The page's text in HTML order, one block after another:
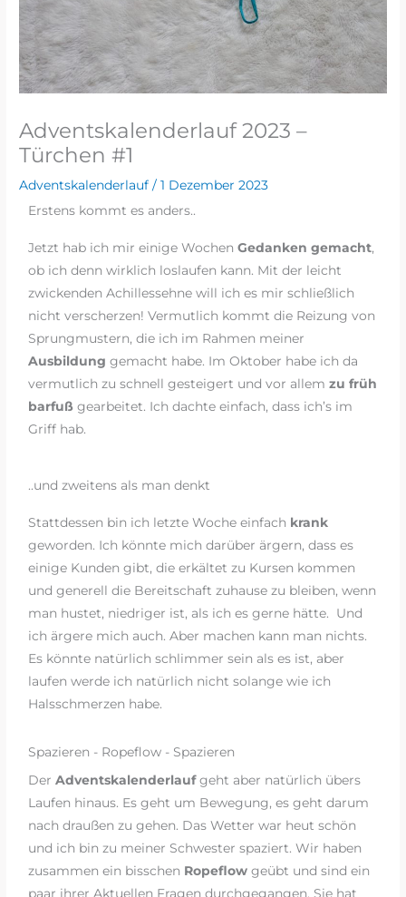
Adventskalenderlauf 2023 –
Türchen #1
Adventskalenderlauf /1 Dezember 2023
Erstens kommt es anders..
Jetzt hab ich mir einige WochenGedanken gemacht,
ob ich denn wirklich loslaufen kann. Mit der leicht
zwickenden Achillessehne will ich es mir schließlich
nicht verscherzen! Vermutlich kommt die Reizung von
Sprungmustern, die ich im Rahmen meiner
Ausbildung gemacht habe. Im Oktober habe ich da
vermutlich zu schnell gesteigert und vor allemzu früh
barfuß gearbeitet. Ich dachte einfach, dass ich’s im
Griff hab.
..und zweitens als man denkt
Stattdessen bin ich letzte Woche einfach krank
geworden. Ich könnte mich darüber ärgern, dass es
einige Kunden gibt, die erkältet zu Kursen kommen
und generell die Bereitschaft zuhause zu bleiben, wenn
man hustet, niedriger ist, als ich es gerne hätte. Und
ich ärgere mich auch. Aber machen kann man nichts.
Es könnte natürlich schlimmer sein als es ist, aber
laufen werde ich natürlich nicht solange wie ich
Halsschmerzen habe.
Spazieren - Ropeflow - Spazieren
DerAdventskalenderlaufgeht aber natürlich übers
Laufen hinaus. Es geht um Bewegung, es geht darum
nach draußen zu gehen. Das Wetter war heut schön
und ich bin zu meiner Schwester spaziert. Wir haben
zusammen ein bisschen Ropeflow geübt und sind ein
paar ihrer Aktuellen Fragen durchgegangen. Sie hat